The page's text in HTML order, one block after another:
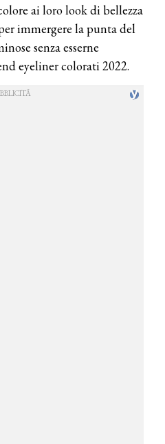
ai loro look di bellezza
immergere la punta del
senza esserne
eyeliner colorati 2022.